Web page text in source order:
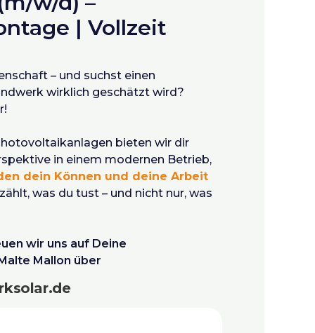
| Vollzeit
– und suchst einen
wirklich geschätzt wird?
bieten wir dir
in einem modernen Betrieb,
dein Können und deine Arbeit
was du tust – und nicht nur, was
wir uns auf Deine
Mallon über